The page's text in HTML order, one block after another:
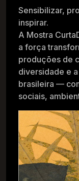
Sensibilizar,
inspirar.
A Mostra
a força
produções de
diversidade e
brasileira —
sociais,